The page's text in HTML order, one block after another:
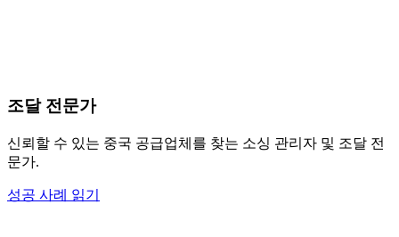
조달 전문가
신뢰할 수 있는 중국 공급업체를 찾는 소싱 관리자 및 조달 전
문가.
성공 사례 읽기